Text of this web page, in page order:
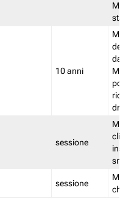
stato
10 anni
delle
sessione
sessione